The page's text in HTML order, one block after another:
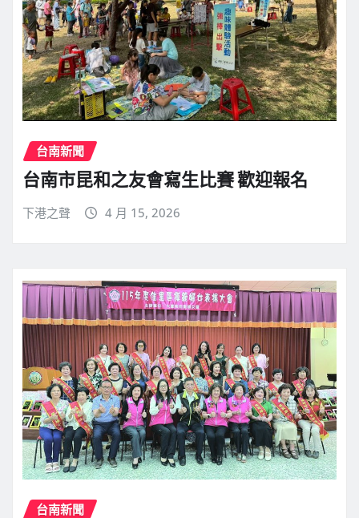
台南新聞
台南市昆和之友會寫生比賽 歡迎報名
下港之聲 4 月 15, 2026
台南新聞